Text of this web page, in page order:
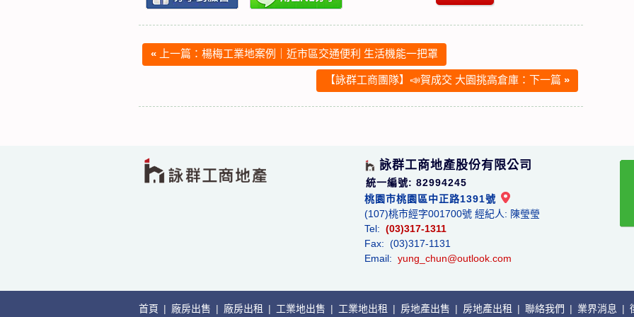
« 上一篇：楊梅工業地案例｜近市區交通便利 生活機能一把罩
【詠群工商團隊】📣賀成交 大園挑高倉庫：下一篇 »
詠群工商地產股份有限公司
統一編號: 82994245
桃園市桃園區中正路1391號
(107)桃市經字001700號 經紀人: 陳瑩瑩
Tel: (03)317-1311
Fax: (03)317-1131
Email: yung_chun@outlook.com
首頁 | 廠房出售 | 廠房出租 | 工業地出售 | 工業地出租 | 房地產出售 | 房地產出租 | 聯絡我們 | 業界消息 |